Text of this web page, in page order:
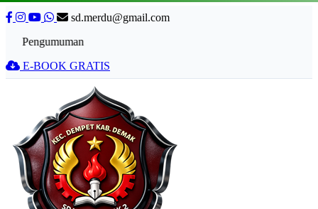
sd.merdu@gmail.com
Pengumuman
E-BOOK GRATIS